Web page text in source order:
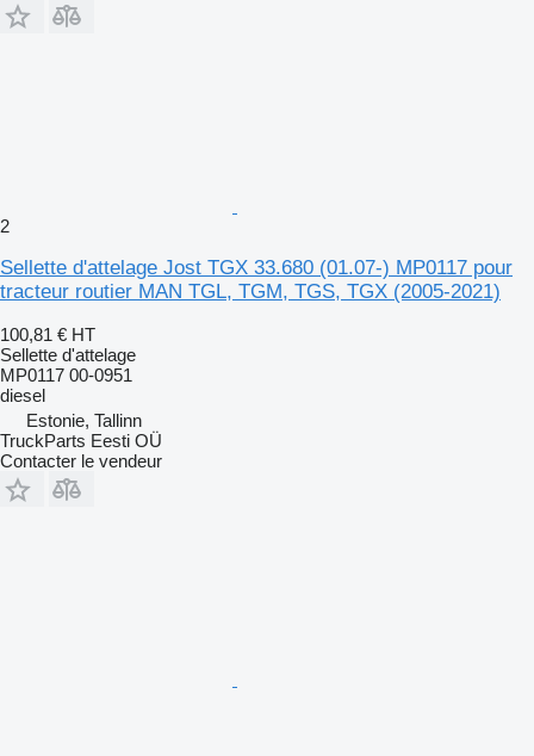
2
Sellette d'attelage Jost TGX 33.680 (01.07-) MP0117 pour
tracteur routier MAN TGL, TGM, TGS, TGX (2005-2021)
100,81 € HT
Sellette d'attelage
MP0117 00-0951
diesel
Estonie, Tallinn
TruckParts Eesti OÜ
Contacter le vendeur